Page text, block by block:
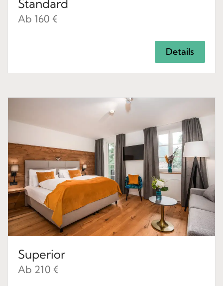
Standard
Ab 160 €
Details
Superior
Ab 210 €